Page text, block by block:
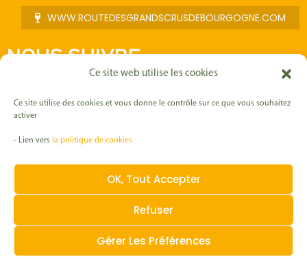
Ce site web utilise les cookies
Ce site utilise des cookies et vous donne le contrôle sur ce que vous souhaitez
activer
- Lien vers la politique de cookies
OK, Tout Accepter
Refuser
Gérer Les Préférences
WWW.ROUTEDESGRANDSCRUSDEBOURGOGNE.COM
NOUS SUIVRE
a
o
k
n
g
a
i
d
n
o
b
Politique Cookies